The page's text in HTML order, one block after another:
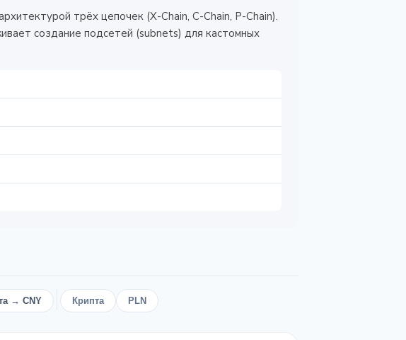
трёх цепочек (X-Chain, C-Chain, P-Chain).
создание подсетей (subnets) для кастомных
→ CNY Крипта PLN